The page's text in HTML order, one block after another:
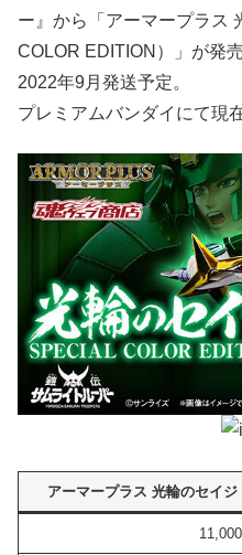
ー』から「アーマープラス
COLOR EDITION）」が発
2022年9月発送予定。
プレミアムバンダイにて現
アーマープラス 光輪のセイ